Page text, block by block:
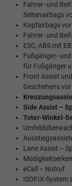
Fahrer- und
Seitenairbags
Kopfairbags
Fahrer- und
ESC, ABS mit
Fußgänger-
für Fußgänger
Front Assist
Geschehens
Side Assist –
Toter-Winkel-
Lane Assist –
eCall – Notruf
ISOFIX-